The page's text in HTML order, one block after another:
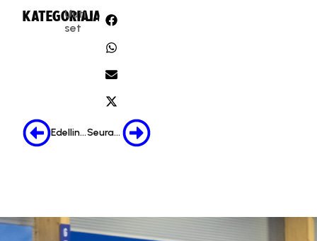
KATEGORIA:
Uuti
set
JAA:
Edellinen Seuraava